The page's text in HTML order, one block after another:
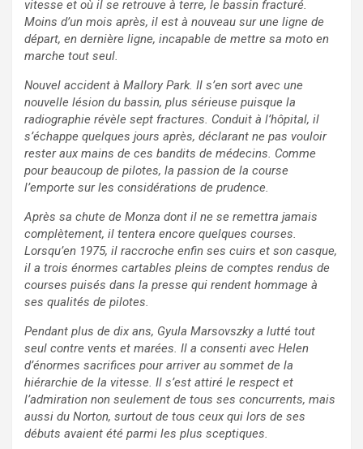
vitesse et où il se retrouve à terre, le bassin fracturé.
Moins d’un mois après, il est à nouveau sur une ligne de
départ, en dernière ligne, incapable de mettre sa moto en
marche tout seul.
Nouvel accident à Mallory Park. Il s’en sort avec une
nouvelle lésion du bassin, plus sérieuse puisque la
radiographie révèle sept fractures. Conduit à l’hôpital, il
s’échappe quelques jours après, déclarant ne pas vouloir
rester aux mains de ces bandits de médecins. Comme
pour beaucoup de pilotes, la passion de la course
l’emporte sur les considérations de prudence.
Après sa chute de Monza dont il ne se remettra jamais
complètement, il tentera encore quelques courses.
Lorsqu’en 1975, il raccroche enfin ses cuirs et son casque,
il a trois énormes cartables pleins de comptes rendus de
courses puisés dans la presse qui rendent hommage à
ses qualités de pilotes.
Pendant plus de dix ans, Gyula Marsovszky a lutté tout
seul contre vents et marées. Il a consenti avec Helen
d’énormes sacrifices pour arriver au sommet de la
hiérarchie de la vitesse. Il s’est attiré le respect et
l’admiration non seulement de tous ses concurrents, mais
aussi du Norton, surtout de tous ceux qui lors de ses
débuts avaient été parmi les plus sceptiques.